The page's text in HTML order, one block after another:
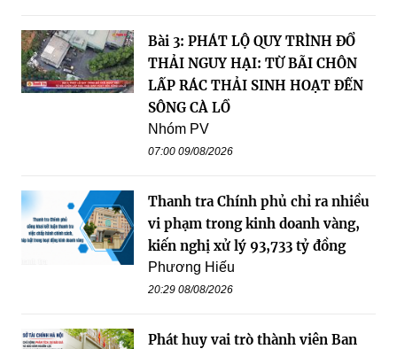
Bài 3: PHÁT LỘ QUY TRÌNH ĐỔ
THẢI NGUY HẠI: TỪ BÃI CHÔN
LẤP RÁC THẢI SINH HOẠT ĐẾN
SÔNG CÀ LỒ
Nhóm PV
07:00 09/08/2026
Thanh tra Chính phủ chỉ ra nhiều
vi phạm trong kinh doanh vàng,
kiến nghị xử lý 93,733 tỷ đồng
Phương Hiếu
20:29 08/08/2026
Phát huy vai trò thành viên Ban